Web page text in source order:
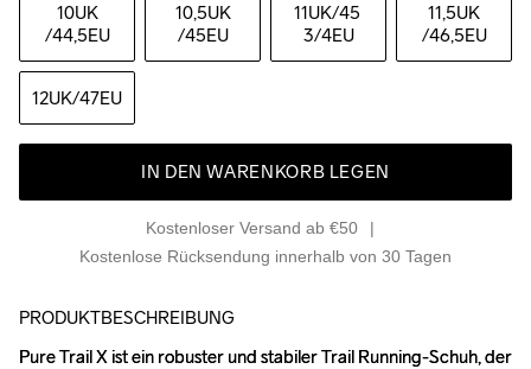
10UK
/44,5EU
10,5UK
/45EU
11UK/45
3/4EU
11,5UK
/46,5EU
12UK/47EU
IN DEN WARENKORB LEGEN
Kostenloser Versand ab €50
Kostenlose Rücksendung innerhalb von 30 Tagen
PRODUKTBESCHREIBUNG
Pure Trail X ist ein robuster und stabiler Trail Running-Schuh, der
Pure Trail X ist ein robuster und stabiler Trail Running-Schuh, der